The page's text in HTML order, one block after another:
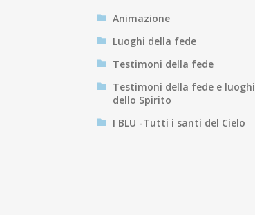
Animazione
Luoghi della fede
Testimoni della fede
Testimoni della fede e luoghi
dello Spirito
I BLU -Tutti i santi del Cielo